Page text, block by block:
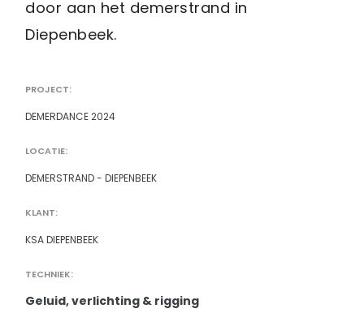
door aan het demerstrand in
Diepenbeek.
PROJECT:
DEMERDANCE 2024
LOCATIE:
DEMERSTRAND - DIEPENBEEK
KLANT:
KSA DIEPENBEEK
TECHNIEK:
Geluid, verlichting & rigging